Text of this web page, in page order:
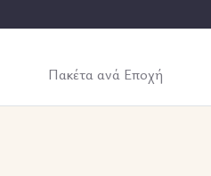
Πακέτα ανά Εποχή